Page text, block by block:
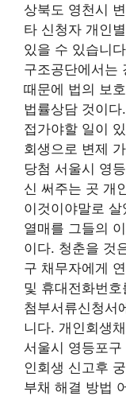
상북도 영천시
타 신청자 개인
있을 수 있습니
구조공단에서는
때문에 법의 보
법률상담 것이
접가야할 일이
회생으로 변제
당첨 서울시 영
신 써주는 곳 개
이것이야말로
열매를 그들의
이다. 청춘을 것
구 채무자에게
및 휴대전화번
첨부서류신청서
니다. 개인회생
서울시 영등포
인회생 신고후
부채 해결 방법